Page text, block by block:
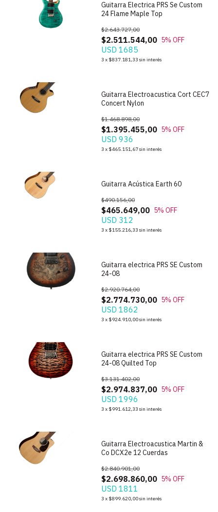
Guitarra Electrica PRS Se Custom
24 Flame Maple Top
$2.511.544,00
$2.643.727,00
5% OFF
USD 1685
3 x $837.181,33 sin interés
Guitarra Electroacustica Cort CEC7
Concert Nylon
$1.395.455,00
$1.468.898,00
5% OFF
USD 936
3 x $465.151,67sin interés
Guitarra Acústica Earth 60
$465.649,00
$490.156,00
5% OFF
USD 312
3 x $155.216,33 sin interés
Guitarra electrica PRS SE Custom
24-08
$2.774.730,00
$2.920.764,00
5% OFF
USD 1862
3 x $924.910,00sin interés
Guitarra electrica PRS SE Custom
24-08 Quilted Top
$2.974.837,00
$3.131.402,00
5% OFF
USD 1996
3 x $991.612,33 sin interés
Guitarra Electroacustica Martin &
Co DCX2e 12 Cuerdas
$2.698.860,00
$2.840.901,00
5% OFF
USD 1811
3 x $899.620,00sin interés